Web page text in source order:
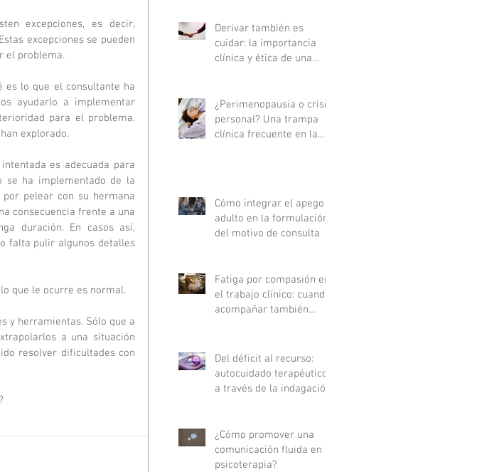
excepciones, es decir,
excepciones se pueden
el problema.
lo que el consultante ha
ayudarlo a implementar
para el problema.
explorado.
es adecuada para
se ha implementado de la
pelear con su hermana
consecuencia frente a una
duración. En casos así,
falta pulir algunos detalles
que le ocurre es normal.
y herramientas. Sólo que a
a una situación
resolver dificultades con
Derivar también es
cuidar: la importancia
clínica y ética de una
¿Perimenopausia o crisis
personal? Una trampa
clínica frecuente en la
Cómo integrar el apego
adulto en la formulación
del motivo de consulta
Fatiga por compasión en
el trabajo clínico: cuando
acompañar también
Del déficit al recurso:
autocuidado terapéutico
a través de la indagación
¿Cómo promover una
comunicación fluida en
psicoterapia?